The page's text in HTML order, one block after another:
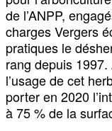
de l’ANPP,
charges Vergers
pratiques le
rang depuis
l’usage de cet
porter en 2020
à 75 % de la